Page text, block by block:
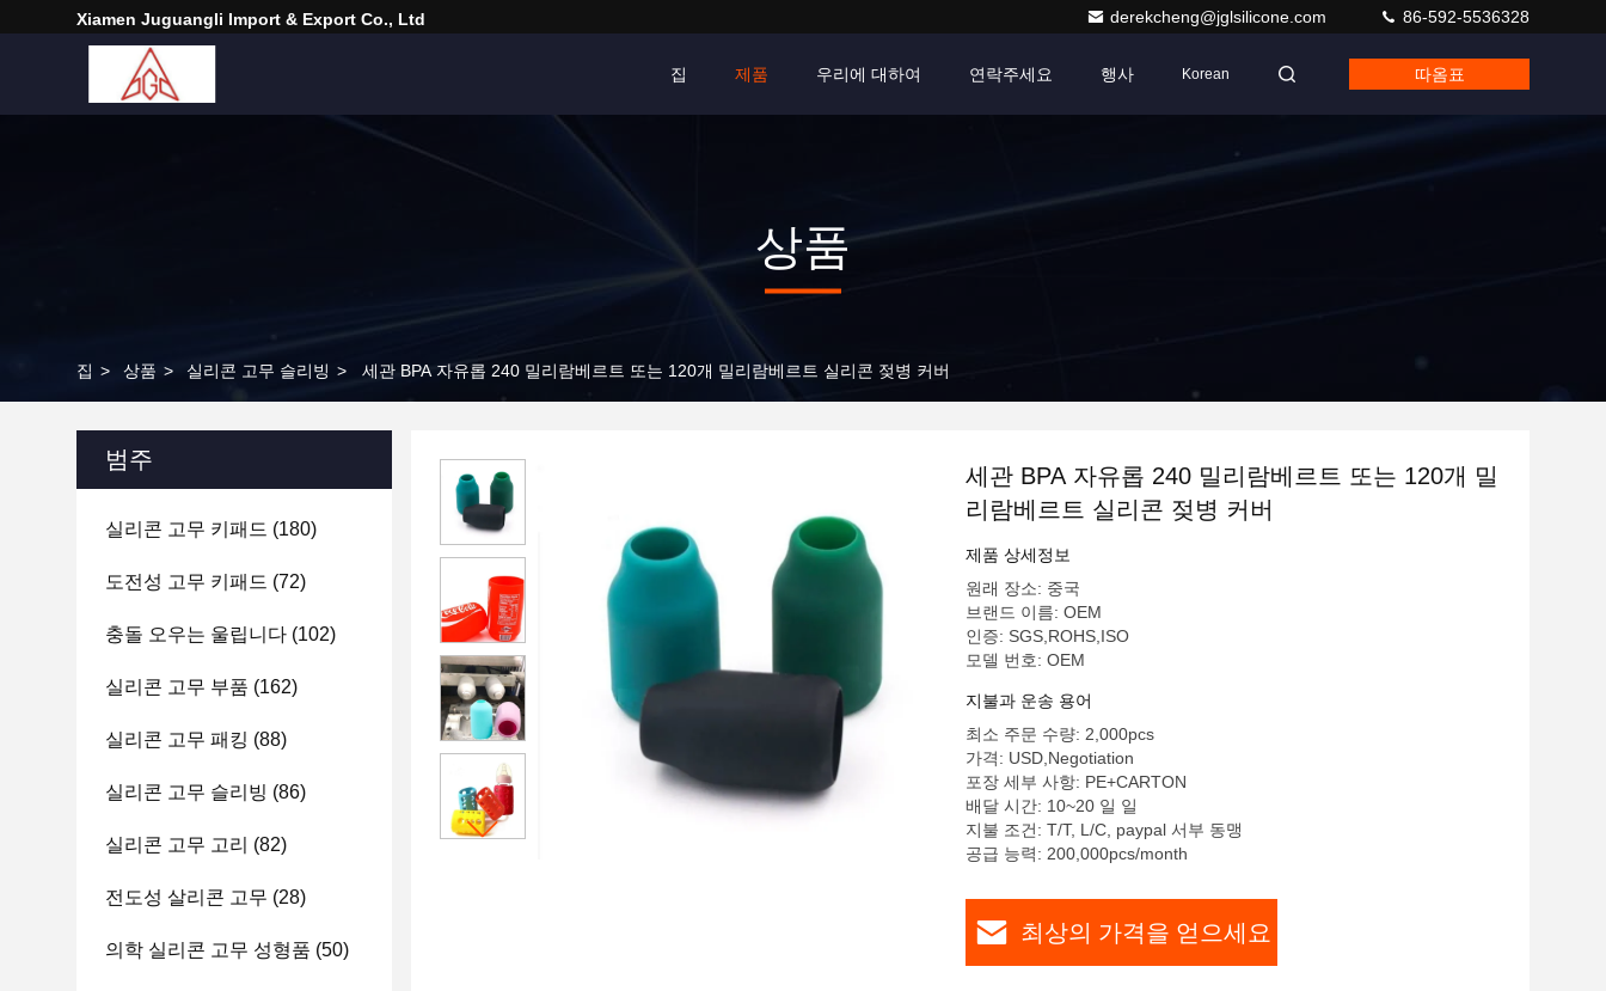
Xiamen Juguangli Import & Export Co., Ltd derekcheng@jglsilicone.com 86-592-5536328
집 제품 우리에 대하여 연락주세요 행사 Korean 따옴표
상품
집 > 상품 > 실리콘 고무 슬리빙 > 세관 BPA 자유롭 240 밀리람베르트 또는 120개 밀리람베르트 실리콘 젖병 커버
범주
실리콘 고무 키패드 (180)
도전성 고무 키패드 (72)
충돌 오우는 울립니다 (102)
실리콘 고무 부품 (162)
실리콘 고무 패킹 (88)
실리콘 고무 슬리빙 (86)
실리콘 고무 고리 (82)
전도성 살리콘 고무 (28)
의학 실리콘 고무 성형품 (50)
세관 BPA 자유롭 240 밀리람베르트 또는 120개 밀
리람베르트 실리콘 젖병 커버
제품 상세정보
원래 장소: 중국
브랜드 이름: OEM
인증: SGS,ROHS,ISO
모델 번호: OEM
지불과 운송 용어
최소 주문 수량: 2,000pcs
가격: USD,Negotiation
포장 세부 사항: PE+CARTON
배달 시간: 10~20 일 일
지불 조건: T/T, L/C, paypal 서부 동맹
공급 능력: 200,000pcs/month
최상의 가격을 얻으세요